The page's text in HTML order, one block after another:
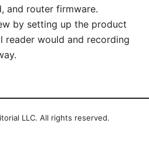
and router firmware.
by setting up the product
reader would and recording
LLC. All rights reserved.